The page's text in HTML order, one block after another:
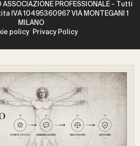
PROFESSIONALE - Tutti
IVA 10495360967 VIA MONTEGANI 1
MILANO
policy
Privacy Policy